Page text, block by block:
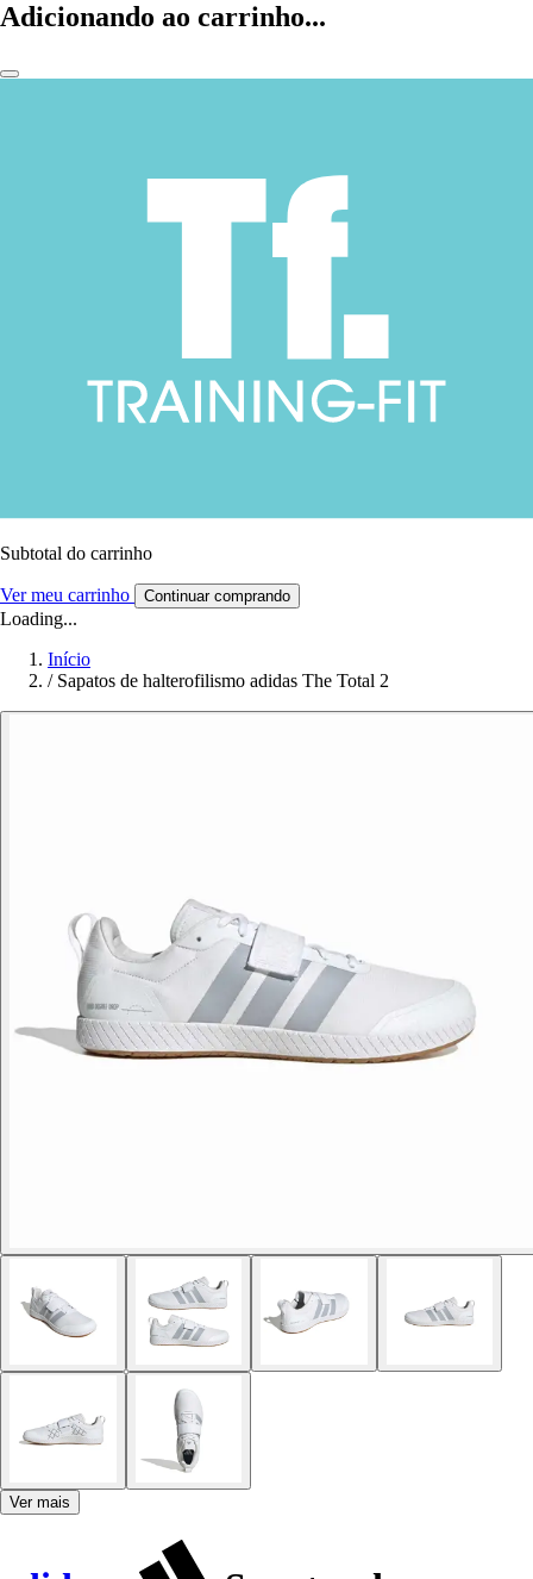
Adicionando ao carrinho...
Subtotal do carrinho
Ver meu carrinho Continuar comprando
Loading...
Início
/ Sapatos de halterofilismo adidas The Total 2
Ver mais